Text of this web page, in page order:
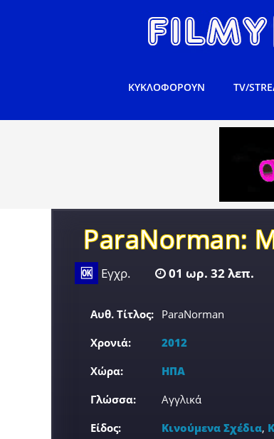
ΚΥΚΛΟΦΟΡΟΥΝ TV/
ParaNorman:
🆗 Εγχρ. 01 ωρ. 32 λεπ.
Αυθ. Τίτλος: ParaNorman
Χρονιά:
2012
Χώρα:
ΗΠΑ
Γλώσσα:
Αγγλικά
Είδος:
Κινούμενα Σχέδια,